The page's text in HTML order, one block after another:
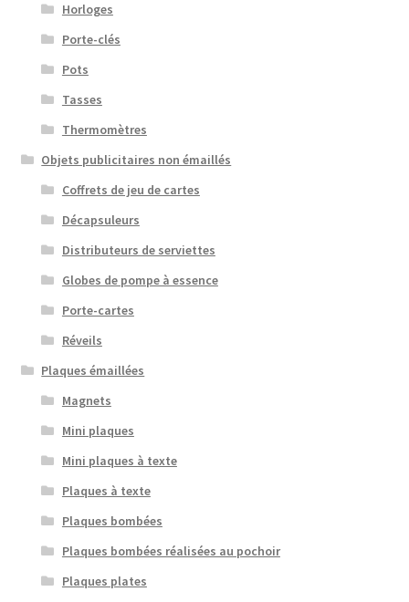
Horloges
Porte-clés
Pots
Tasses
Thermomètres
Objets publicitaires non émaillés
Coffrets de jeu de cartes
Décapsuleurs
Distributeurs de serviettes
Globes de pompe à essence
Porte-cartes
Réveils
Plaques émaillées
Magnets
Mini plaques
Mini plaques à texte
Plaques à texte
Plaques bombées
Plaques bombées réalisées au pochoir
Plaques plates